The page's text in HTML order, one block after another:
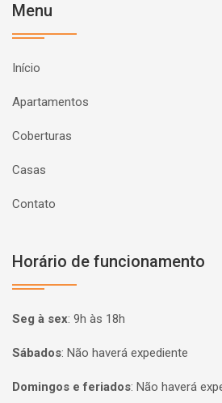
Menu
Início
Apartamentos
Coberturas
Casas
Contato
Horário de funcionamento
Seg à sex: 9h às 18h
Sábados: Não haverá expediente
Domingos e feriados: Não haverá